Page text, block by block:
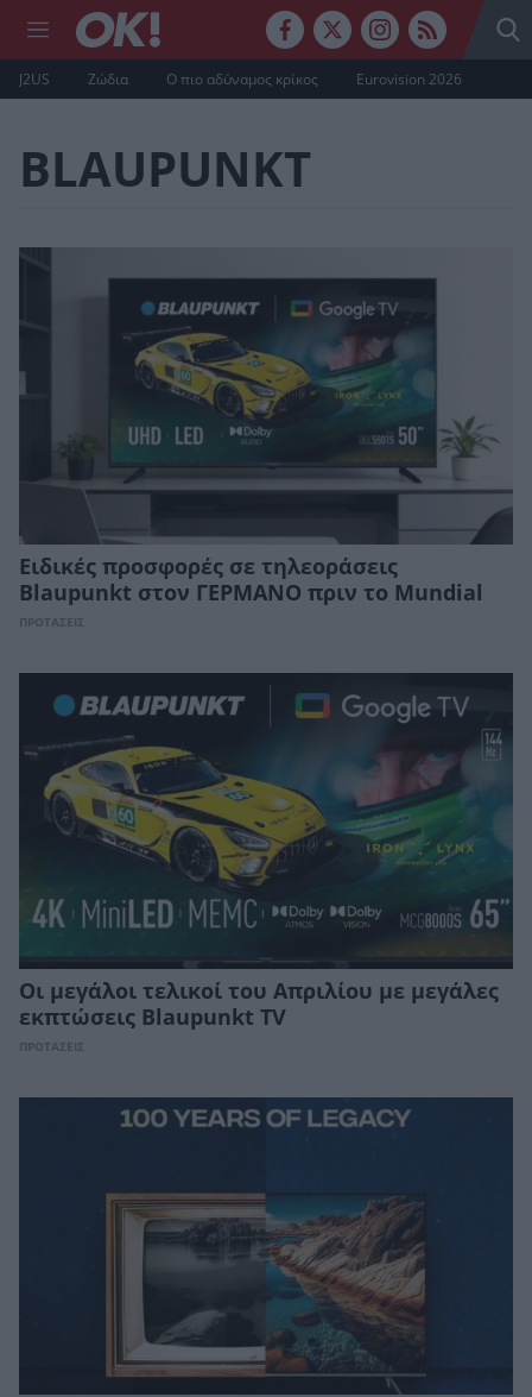
J2US Ζώδια Ο πιο αδύναμος κρίκος Eurovision 2026
BLAUPUNKT
Ειδικές προσφορές σε τηλεοράσεις
Blaupunkt στον ΓΕΡΜΑΝΟ πριν το Mundial
ΠΡΟΤΑΣΕΙΣ
Οι μεγάλοι τελικοί του Απριλίου με μεγάλες
εκπτώσεις Blaupunkt TV
ΠΡΟΤΑΣΕΙΣ